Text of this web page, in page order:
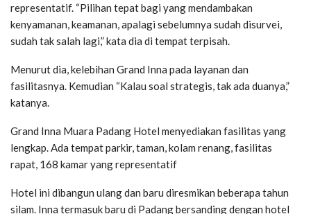
representatif. “Pilihan tepat bagi yang mendambakan
kenyamanan, keamanan, apalagi sebelumnya sudah disurvei,
sudah tak salah lagi,” kata dia di tempat terpisah.
Menurut dia, kelebihan Grand Inna pada layanan dan
fasilitasnya. Kemudian “Kalau soal strategis, tak ada duanya,”
katanya.
Grand Inna Muara Padang Hotel menyediakan fasilitas yang
lengkap. Ada tempat parkir, taman, kolam renang, fasilitas
rapat, 168 kamar yang representatif
Hotel ini dibangun ulang dan baru diresmikan beberapa tahun
silam. Inna termasuk baru di Padang bersanding dengan hotel